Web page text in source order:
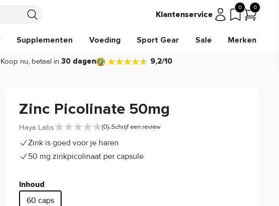
Klantenservice
0 0
Supplementen Voeding Sport Gear Sale Merken
Koop nu, betaal in 30 dagen 9,2/10
Zinc Picolinate 50mg
Haya Labs (0)-Schrijf een review
Zink is goed voor je haren
50 mg zinkpicolinaat per capsule
Inhoud
60 caps